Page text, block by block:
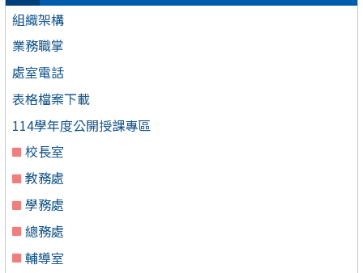
組織架構
業務職掌
處室電話
表格檔案下載
114學年度公開授課專區
校長室
教務處
學務處
總務處
輔導室